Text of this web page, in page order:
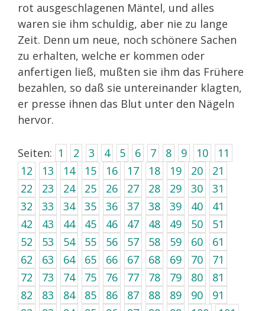
rot ausgeschlagenen Mäntel, und alles
waren sie ihm schuldig, aber nie zu lange
Zeit. Denn um neue, noch schönere Sachen
zu erhalten, welche er kommen oder
anfertigen ließ, mußten sie ihm das Frühere
bezahlen, so daß sie untereinander klagten,
er presse ihnen das Blut unter den Nägeln
hervor.
Seiten: 1 2 3 4 5 6 7 8 9 10
11
12
13 14 15 16 17 18 19 20
21
22
23 24 25 26 27 28 29 30
31
32
33 34 35 36 37 38 39 40
41
42
43 44 45 46 47 48 49 50
51
52
53 54 55 56 57 58 59 60
61
62
63 64 65 66 67 68 69 70
71
72
73 74 75 76 77 78 79 80
81
82
83 84 85 86 87 88 89 90
91